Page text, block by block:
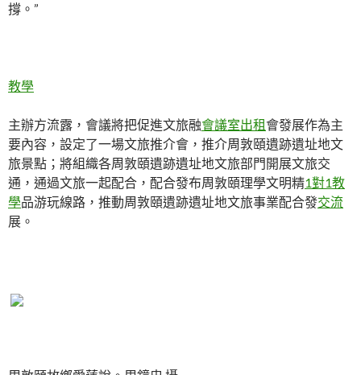
撐。”
教學
主辦方流露，會議將把促進文旅融會議室出租會發展作為主
要內容，設定了一場文旅推介會，推介周敦頤遺跡遺址地文
旅景點；將組織各周敦頤遺跡遺址地文旅部門開展文旅交
通，通過文旅一起配合，配合發布周敦頤理學文明精1對1教
學品游玩線路，推動周敦頤遺跡遺址地文旅事業配合發交流
展。